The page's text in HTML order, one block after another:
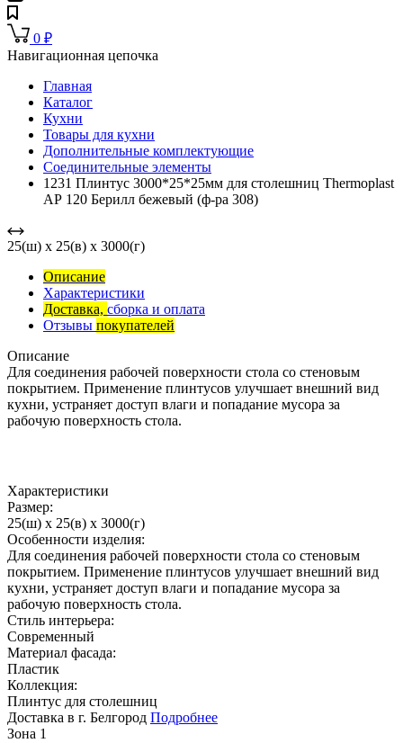
0 ₽
Навигационная цепочка
Главная
Каталог
Кухни
Товары для кухни
Дополнительные комплектующие
Соединительные элементы
1231 Плинтус 3000*25*25мм для столешниц Тhermoplast
АР 120 Берилл бежевый (ф-ра 308)
25(ш) x 25(в) x 3000(г)
Описание
Характеристики
Доставка, сборка и оплата
Отзывы покупателей
Описание
Для соединения рабочей поверхности стола со стеновым
покрытием. Применение плинтусов улучшает внешний вид
кухни, устраняет доступ влаги и попадание мусора за
рабочую поверхность стола.
Характеристики
Размер:
25(ш) x 25(в) x 3000(г)
Особенности изделия:
Для соединения рабочей поверхности стола со стеновым
покрытием. Применение плинтусов улучшает внешний вид
кухни, устраняет доступ влаги и попадание мусора за
рабочую поверхность стола.
Стиль интерьера:
Современный
Материал фасада:
Пластик
Коллекция:
Плинтус для столешниц
Доставка в г. Белгород Подробнее
Зона 1